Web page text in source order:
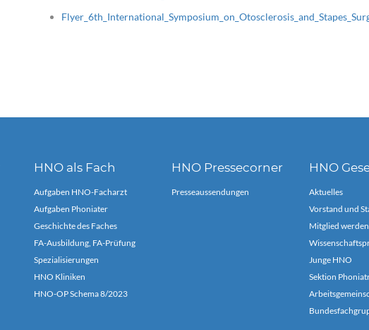
HNO als Fach
Aufgaben HNO-Facharzt
Aufgaben Phoniater
Geschichte des Faches
FA-Ausbildung, FA-Prüfung
Spezialisierungen
HNO Kliniken
HNO-OP Schema 8/2023
HNO Pressecorner
Presseaussendungen
HNO
Aktuelles
Vorstand und
Mitglied werden
Junge HNO
Sektion